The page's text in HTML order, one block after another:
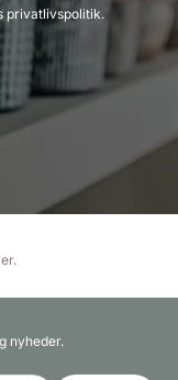
privatlivspolitik.
nyheder.